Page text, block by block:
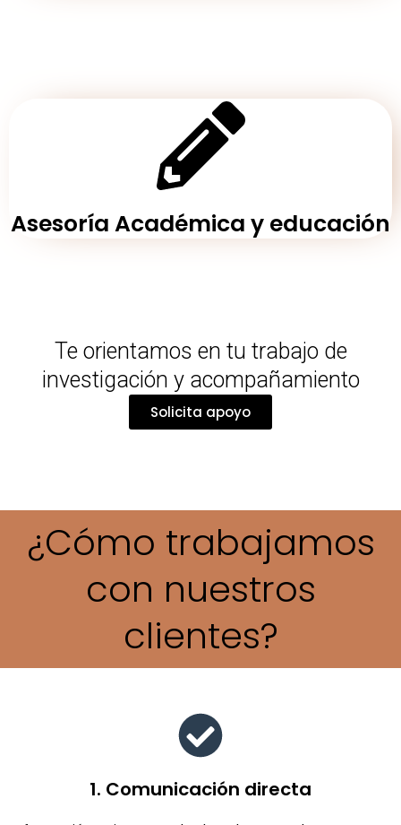
Asesoría Académica y educación
Te orientamos en tu trabajo de
investigación y acompañamiento
Solicita apoyo
¿Cómo trabajamos
con nuestros
clientes?
1. Comunicación directa